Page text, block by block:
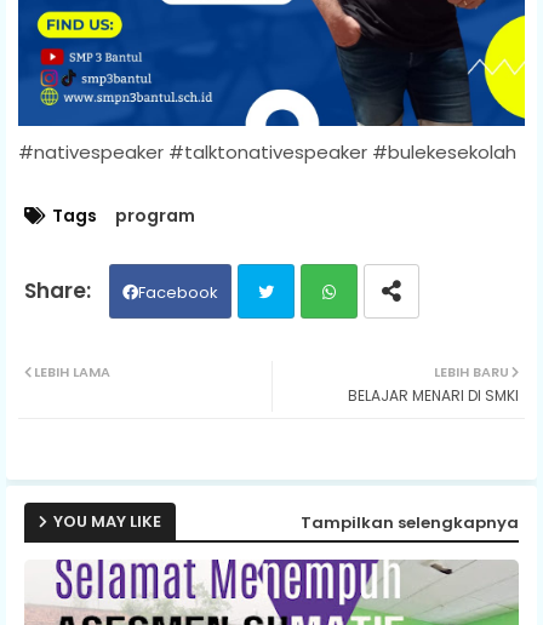
#nativespeaker #talktonativespeaker #bulekesekolah
Tags program
Facebook
LEBIH BARU
BELAJAR MENARI DI SMKI
LEBIH LAMA
YOU MAY LIKE Tampilkan selengkapnya